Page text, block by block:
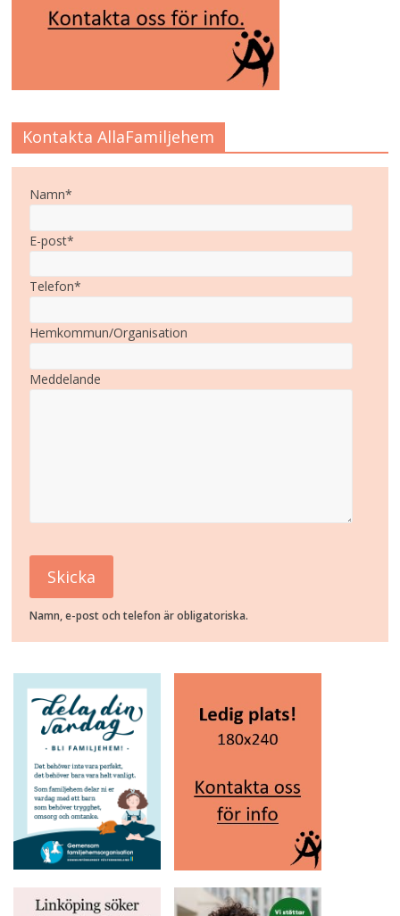
Kontakta AllaFamiljehem
Namn*
E-post*
Telefon*
Hemkommun/Organisation
Meddelande
Namn, e-post och telefon är obligatoriska.